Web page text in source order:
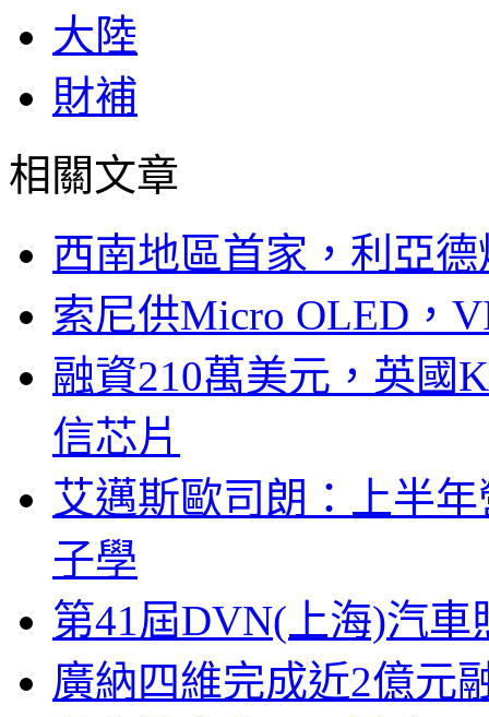
大陸
財補
相關文章
西南地區首家，利亞
索尼供Micro OLED，
融資210萬美元，英國
信芯片
艾邁斯歐司朗：上半
子學
第41屆DVN(上海)汽
廣納四維完成近2億元